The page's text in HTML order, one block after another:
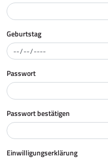
Geburtstag
Passwort
Passwort bestätigen
Einwilligungserklärung